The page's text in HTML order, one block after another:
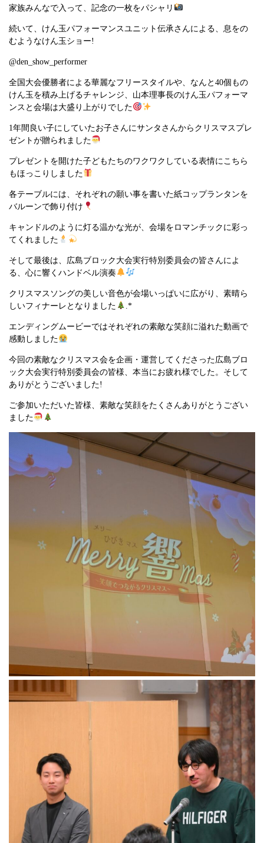
家族みんなで入って、記念の一枚をパシャリ
続いて、けん玉パフォーマンスユニット伝承さんによる、息をの
むようなけん玉ショー!
@den_show_performer
全国大会優勝者による華麗なフリースタイルや、なんと40個もの
けん玉を積み上げるチャレンジ、山本理事長のけん玉パフォーマ
ンスと会場は大盛り上がりでした
1年間良い子にしていたお子さんにサンタさんからクリスマスプレ
ゼントが贈られました
プレゼントを開けた子どもたちのワクワクしている表情にこちら
もほっこりしました
各テーブルには、それぞれの願い事を書いた紙コップランタンを
バルーンで飾り付け
キャンドルのように灯る温かな光が、会場をロマンチックに彩っ
てくれました
そして最後は、広島ブロック大会実行特別委員会の皆さんによ
る、心に響くハンドベル演奏
クリスマスソングの美しい音色が会場いっぱいに広がり、素晴ら
しいフィナーレとなりました
.*
エンディングムービーではそれぞれの素敵な笑顔に溢れた動画で
感動しました
今回の素敵なクリスマス会を企画・運営してくださった広島ブロ
ック大会実行特別委員会の皆様、本当にお疲れ様でした。そして
ありがとうございました!
ご参加いただいた皆様、素敵な笑顔をたくさんありがとうござい
ました